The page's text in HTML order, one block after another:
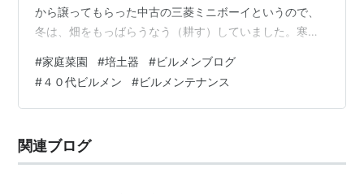
から譲ってもらった中古の三菱ミニボーイというので、
冬は、畑をもっばらうなう（耕す）していました。寒起
器というのを試しに投入しました。取付や取扱説明書な
どは不親切ですので、ある程度は感覚的に取り付けてい
く感じです。 私の管理機の場合ですと、抵抗棒？を下か
し込み、取り付けます。 軽トラに積んでいくのですが、
取り付けは畑についてからが良いかも知れ…
#家庭菜園 #培土器 #ビルメンブログ
#４０代ビルメン #ビルメンテナンス
関連ブログ